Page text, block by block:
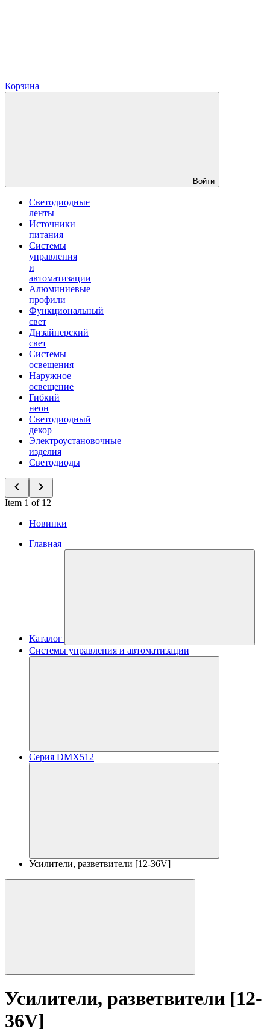
Корзина
Войти
Светодиодные
ленты
Источники
питания
Системы
управления
и
автоматизации
Алюминиевые
профили
Функциональный
свет
Дизайнерский
свет
Системы
освещения
Наружное
освещение
Гибкий
неон
Светодиодный
декор
Электроустановочные
изделия
Светодиоды
Item 1 of 12
Новинки
Главная
Каталог
Системы управления и автоматизации
Серия DMX512
Усилители, разветвители [12-36V]
Усилители, разветвители [12-
36V]